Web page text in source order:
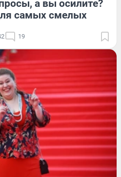
а вы осилите?
самых смелых
19